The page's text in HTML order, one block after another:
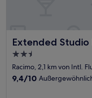
Extended
Extended Studio
2.5-
Sterne-
Unterkunft
Racimo, 2,1 km von Intl.
9.4
9,4/10